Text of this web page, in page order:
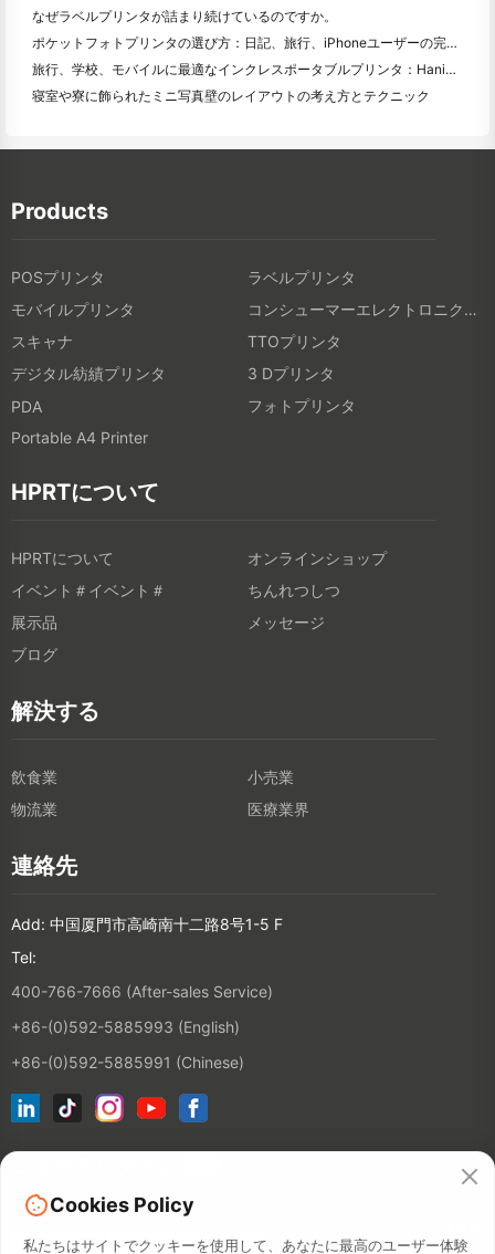
なぜラベルプリンタが詰まり続けているのですか。
ポケットフォトプリンタの選び方：日記、旅行、iPhoneユーザーの完全ガイド
旅行、学校、モバイルに最適なインクレスポータブルプリンタ：Hanin MT 620 Pro評価
寝室や寮に飾られたミニ写真壁のレイアウトの考え方とテクニック
Products
POSプリンタ
ラベルプリンタ
モバイルプリンタ
コンシューマーエレクトロニクス製品
スキャナ
TTOプリンタ
デジタル紡績プリンタ
3 Dプリンタ
PDA
フォトプリンタ
Portable A4 Printer
HPRTについて
HPRTについて
オンラインショップ
イベント＃イベント＃
ちんれつしつ
展示品
メッセージ
ブログ
解決する
飲食業
小売業
物流業
医療業界
連絡先
Add: 中国厦門市高崎南十二路8号1-5 F
Tel:
400-766-7666 (After-sales Service)
+86-(0)592-5885993 (English)
+86-(0)592-5885991 (Chinese)
Cookies Policy
私たちはサイトでクッキーを使用して、あなたに最高のユーザー体験